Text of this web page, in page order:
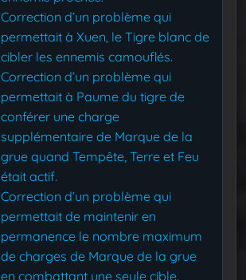
Correction d’un problème qui
permettait à Xuen, le Tigre blanc de
cibler les ennemis camouflés.
Correction d’un problème qui
permettait à Paume du tigre de
conférer une charge
supplémentaire de Marque de la
grue quand Tempête, Terre et Feu
était actif.
Correction d’un problème qui
permettait de maintenir en
permanence le nombre maximum
de charges de Marque de la grue
en combattant une seule cible.